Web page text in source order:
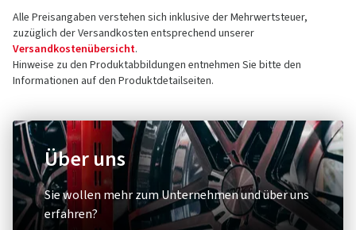
Alle Preisangaben verstehen sich inklusive der Mehrwertsteuer,
zuzüglich der Versandkosten entsprechend unserer
Versandkostenübersicht.
Hinweise zu den Produktabbildungen entnehmen Sie bitte den
Informationen auf den Produktdetailseiten.
Über uns
Sie wollen mehr zum Unternehmen und über uns
erfahren?